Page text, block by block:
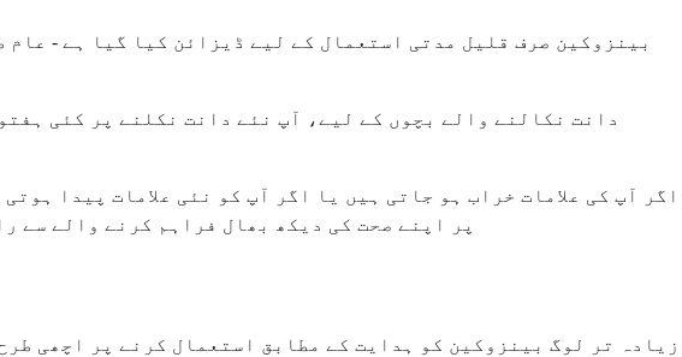
دانت نکالنے والے بچوں کے لیے، آپ نئے دانت نکلنے پر کئی
اگر آپ کی علامات خراب ہو جاتی ہیں یا اگر آپ کو نئی علامات پیدا
پر اپنے صحت کی دیکھ بھال فراہم کرنے والے سے
زیادہ تر لوگ بینزوکین کو ہدایت کے مطابق استعمال کرنے پر اچھی